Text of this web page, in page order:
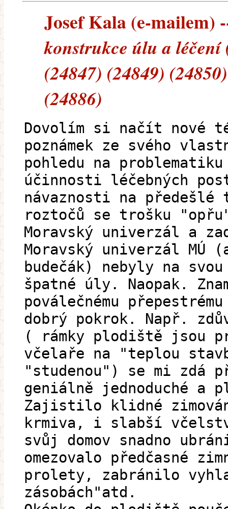
Josef Kala (e-mailem)
konstrukce úlu a léčení
(24847) (24849)
(24886)
Dovolím si načít nové
poznámek ze svého
pohledu na
účinnosti léčebných
návaznosti na předešlé
roztočů se trošku
Moravský univerzál a
Moravský univerzál MÚ
budečák) nebyly na svou
špatné úly. Naopak.
poválečnému
dobrý pokrok. Např.
( rámky plodiště jsou
včelaře na "teplou
"studenou") se mi zdá
geniálně jednoduché a
Zajistilo klidné
krmiva, i slabší
svůj domov snadno
omezovalo předčasné
prolety, zabránilo
zásobách"atd.